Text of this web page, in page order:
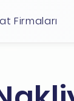
Firmaları